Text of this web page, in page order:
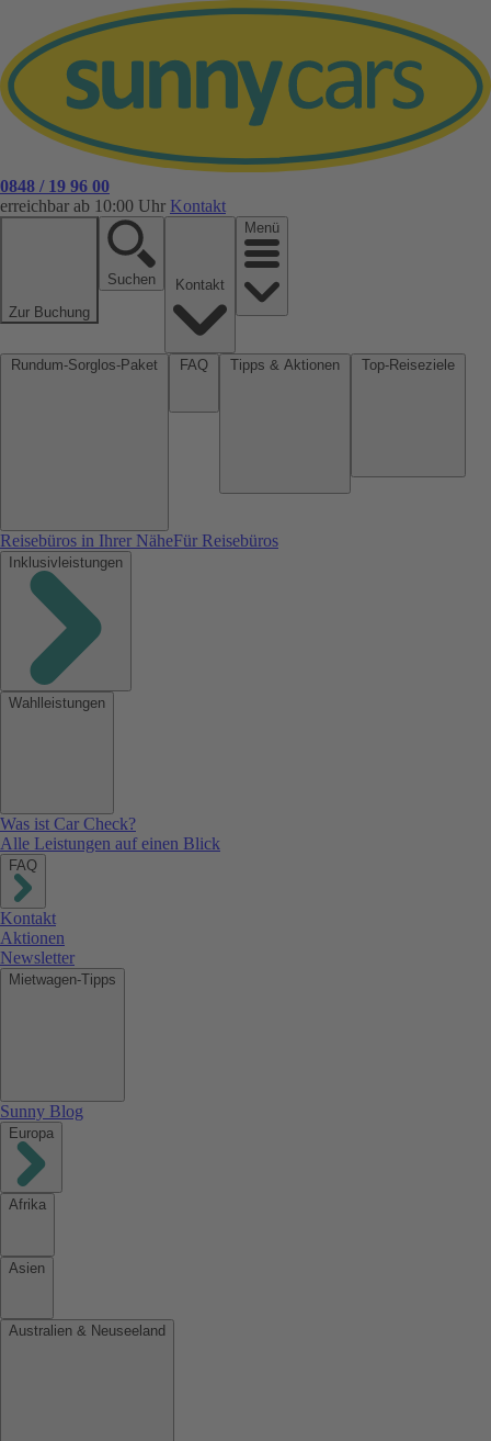
0848 / 19 96 00
erreichbar ab 10:00 Uhr Kontakt
Zur Buchung
Suchen
Menü
Reisebüros in Ihrer NäheFür Reisebüros
Inklusivleistungen
Wahlleistungen
Was ist Car Check?
Alle Leistungen auf einen Blick
FAQ
Kontakt
Aktionen
Newsletter
Mietwagen-Tipps
Sunny Blog
Europa
Afrika
Asien
Australien & Neuseeland